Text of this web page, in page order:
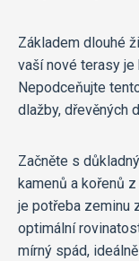
Základem dlouhé
vaší nové terasy je
Nepodceňujte
dlažby, dřevěných
Začněte s
kamenů a kořenů
je potřeba zeminu
optimální
mírný spád,